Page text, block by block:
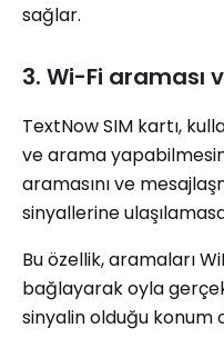
sağlar.
3. Wi-Fi araması
TextNow SIM kartı,
ve arama
aramasını ve
sinyallerine
Bu özellik, aramaları
bağlayarak oyla
sinyalin olduğu konum